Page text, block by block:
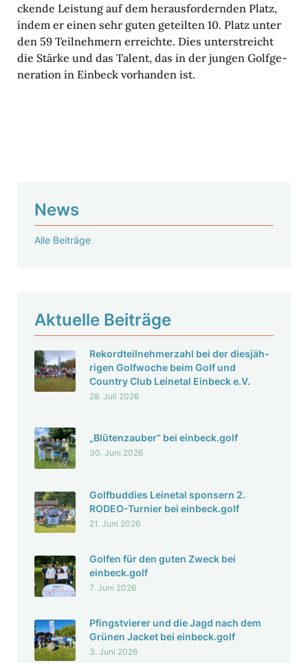
ckende Leis­tung auf dem heraus­for­dernden Platz,
indem er einen sehr guten geteilten 10. Platz unter
den 59 Teil­neh­mern erreichte. Dies unter­streicht
die Stärke und das Talent, das in der jungen Golf­ge­
ne­ra­tion in Einbeck vorhanden ist.
News
Alle Beiträge
Aktu­elle Beiträge
Rekord­teil­neh­mer­zahl bei der dies­jäh­
rigen Golf­woche beim Golf und
Country Club Leinetal Einbeck e.V.
28. Juli 2026
„Blüten­zauber“ bei einbeck.golf
30. Juni 2026
Golf­bud­dies Leinetal spon­sern 2.
RODEO-Turnier bei einbeck.golf
21. Juni 2026
Golfen für den guten Zweck bei
einbeck.golf
7. Juni 2026
Pfingst­vierer und die Jagd nach dem
Grünen Jacket bei einbeck.golf
3. Juni 2026